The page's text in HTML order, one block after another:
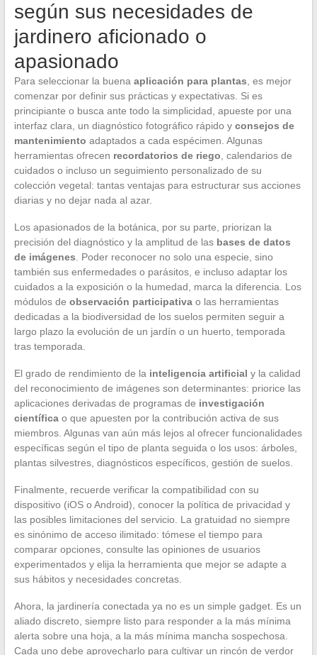
según sus necesidades de
jardinero aficionado o
apasionado
Para seleccionar la buena aplicación para plantas , es mejor
comenzar por definir sus prácticas y expectativas. Si es
principiante o busca ante todo la simplicidad, apueste por una
interfaz clara, un diagnóstico fotográfico rápido y consejos de
mantenimiento adaptados a cada espécimen. Algunas
herramientas ofrecen recordatorios de riego , calendarios de
cuidados o incluso un seguimiento personalizado de su
colección vegetal: tantas ventajas para estructurar sus acciones
diarias y no dejar nada al azar.
Los apasionados de la botánica, por su parte, priorizan la
precisión del diagnóstico y la amplitud de las bases de datos
de imágenes . Poder reconocer no solo una especie, sino
también sus enfermedades o parásitos, e incluso adaptar los
cuidados a la exposición o la humedad, marca la diferencia. Los
módulos de observación participativao las herramientas
dedicadas a la biodiversidad de los suelos permiten seguir a
largo plazo la evolución de un jardín o un huerto, temporada
tras temporada.
El grado de rendimiento de la inteligencia artificial y la calidad
del reconocimiento de imágenes son determinantes: priorice las
aplicaciones derivadas de programas de investigación
científicao que apuesten por la contribución activa de sus
miembros. Algunas van aún más lejos al ofrecer funcionalidades
específicas según el tipo de planta seguida o los usos: árboles,
plantas silvestres, diagnósticos específicos, gestión de suelos.
Finalmente, recuerde verificar la compatibilidad con su
dispositivo (iOS o Android), conocer la política de privacidad y
las posibles limitaciones del servicio. La gratuidad no siempre
es sinónimo de acceso ilimitado: tómese el tiempo para
comparar opciones, consulte las opiniones de usuarios
experimentados y elija la herramienta que mejor se adapte a
sus hábitos y necesidades concretas.
Ahora, la jardinería conectada ya no es un simple gadget. Es un
aliado discreto, siempre listo para responder a la más mínima
alerta sobre una hoja, a la más mínima mancha sospechosa.
Cada uno debe aprovecharlo para cultivar un rincón de verdor